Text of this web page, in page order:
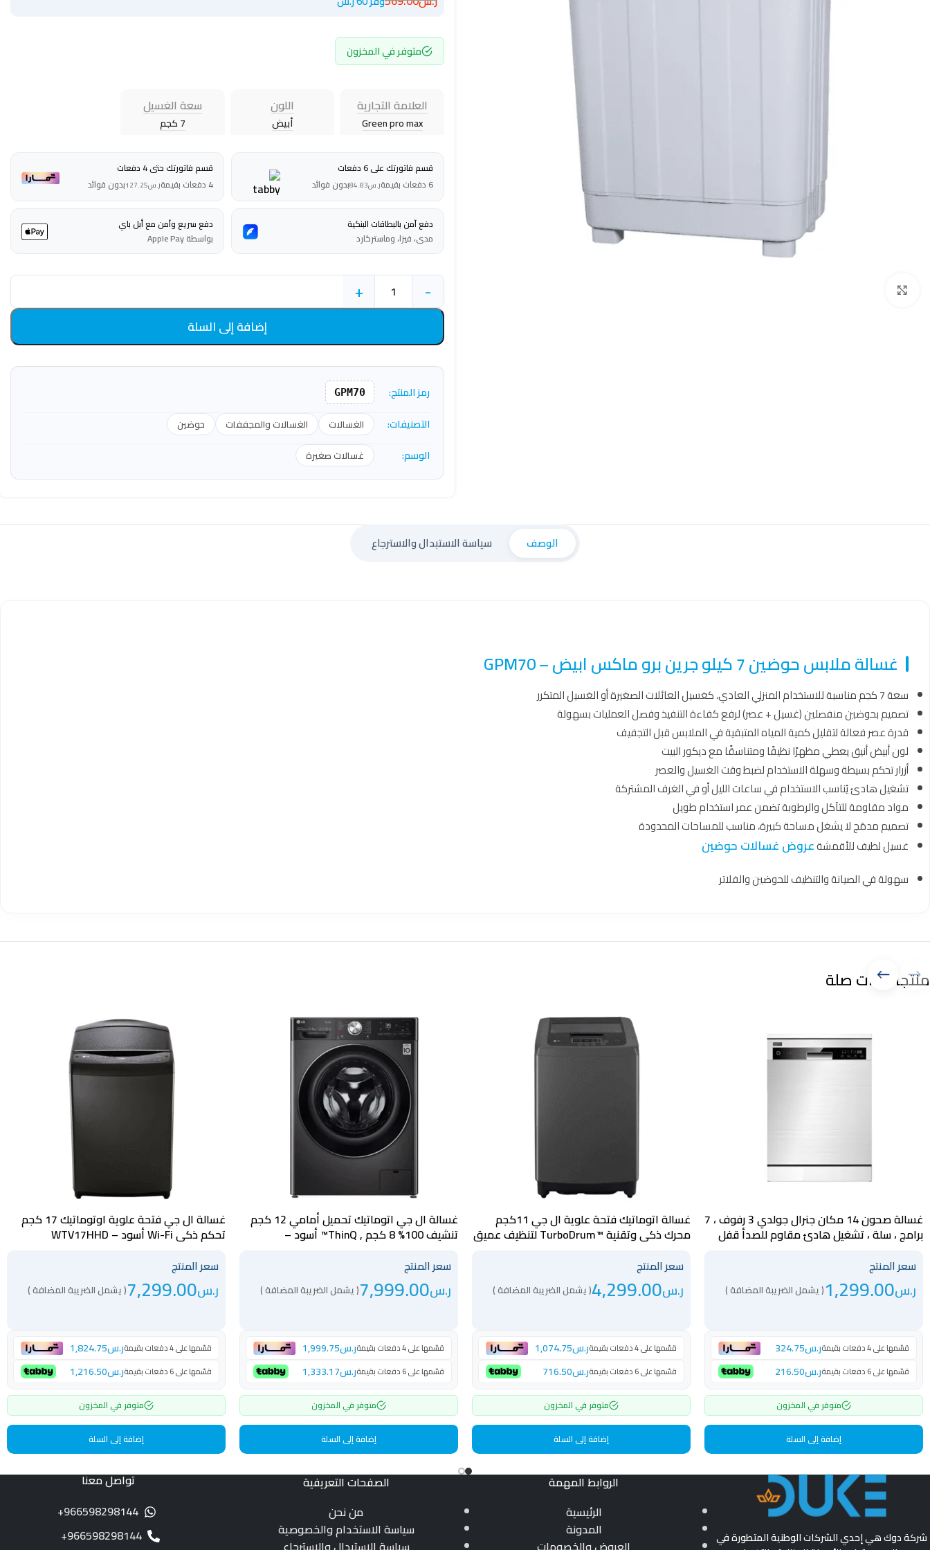
متوفر في المخزون
العلامة التجارية
Green pro max
اللون
أبيض
سعة الغسيل
7 كجم
قسم فاتورتك على 6 دفعات
6 دفعات بقيمة
ر.س84.83بدون فوائد
قسم فاتورتك حتى 4 دفعات
4 دفعات بقيمة
ر.س127.25بدون فوائد
دفع آمن بالبطاقات البنكية
مدى، فيزا، وماستركارد
دفع سريع وآمن مع أبل باي
بواسطة Apple Pay
-
+
إضافة إلى السلة
رمز المنتج: GPM70
التصنيفات: الغسالات الغسالات والمجففات حوضين
الوسم: غسالات صغيرة
الوصف سياسة الاستبدال والاسترجاع
غسالة ملابس حوضين 7 كيلو جرين برو ماكس ابيض – GPM70
سعة 7 كجم مناسبة للاستخدام المنزلي العادي، كغسيل العائلات الصغيرة أو الغسيل المتكرر
تصميم بحوضين منفصلين (غسيل + عصر) لرفع كفاءة التنفيذ وفصل العمليات بسهولة
قدرة عصر فعالة لتقليل كمية المياه المتبقية في الملابس قبل التجفيف
لون أبيض أنيق يعطي مظهرًا نظيفًا ومتناسقًا مع ديكور البيت
أزرار تحكم بسيطة وسهلة الاستخدام لضبط وقت الغسيل والعصر
تشغيل هادئ يُناسب الاستخدام في ساعات الليل أو في الغرف المشتركة
مواد مقاومة للتآكل والرطوبة تضمن عمر استخدام طويل
تصميم مدمَج لا يشغل مساحة كبيرة، مناسب للمساحات المحدودة
غسيل لطيف للأقمشةعروض غسالات حوضين
سهولة في الصيانة والتنظيف للحوضين والفلاتر
منتجات ذات صلة
غسالة صحون 14 مكان جنرال جولدي 3 رفوف ، 7
برامج ، سلة ، تشغيل هادئ مقاوم للصدأ قفل
سعر المنتج
ر.س1,299.00( يشمل الضريبة المضافة )
قسّمها على 4 دفعات بقيمة ر.س324.75
قسّمها على 6 دفعات بقيمة ر.س216.50
متوفر في المخزون
إضافة إلى السلة
غسالة اتوماتيك فتحة علوية ال جي 11كجم
محرك ذكي وتقنية ™TurboDrum لتنظيف عميق
سعر المنتج
ر.س4,299.00( يشمل الضريبة المضافة )
قسّمها على 4 دفعات بقيمة ر.س1,074.75
قسّمها على 6 دفعات بقيمة ر.س716.50
متوفر في المخزون
إضافة إلى السلة
غسالة ال جي اتوماتيك تحميل أمامي 12 كجم
تنشيف 100% 8 كجم , ThinQ™ أسود –
سعر المنتج
ر.س7,999.00( يشمل الضريبة المضافة )
قسّمها على 4 دفعات بقيمة ر.س1,999.75
قسّمها على 6 دفعات بقيمة ر.س1,333.17
متوفر في المخزون
إضافة إلى السلة
غسالة ال جي فتحة علوية اوتوماتيك 17 كجم
تحكم ذكي Wi-Fi أسود – WTV17HHD
سعر المنتج
ر.س7,299.00( يشمل الضريبة المضافة )
قسّمها على 4 دفعات بقيمة ر.س1,824.75
قسّمها على 6 دفعات بقيمة ر.س1,216.50
متوفر في المخزون
إضافة إلى السلة
شركة دوك هي إحدي الشركات الوطنية المتطورة في
الروابط المهمة
الرئيسية
المدونة
الصفحات التعريفية
من نحن
سياسة الاستخدام والخصوصية
تواصل معنا
966598298144+
966598298144+